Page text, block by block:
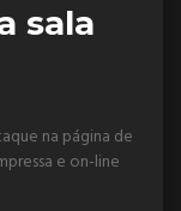
sala
na página de
e on-line